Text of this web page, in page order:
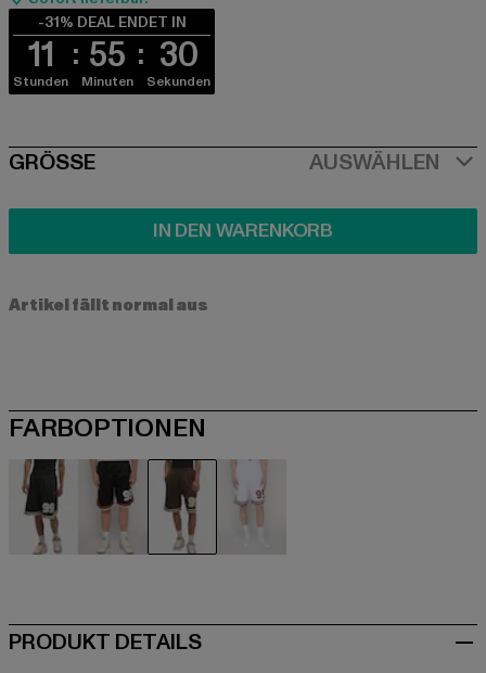
-31% DEAL ENDET IN
11
Stunden
55
Minuten
30
Sekunden
SIZE
GRÖSSE AUSWÄHLEN
IN DEN WARENKORB
Artikel fällt normal aus
FARBOPTIONEN
PRODUKT DETAILS